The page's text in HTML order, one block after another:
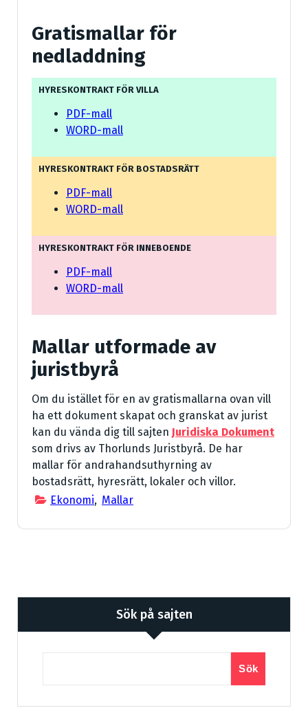
Gratismallar för
nedladdning
HYRESKONTRAKT FÖR VILLA
PDF-mall
WORD-mall
HYRESKONTRAKT FÖR BOSTADSRÄTT
PDF-mall
WORD-mall
HYRESKONTRAKT FÖR INNEBOENDE
PDF-mall
WORD-mall
Mallar utformade av
juristbyrå
Om du istället för en av gratismallarna ovan vill
ha ett dokument skapat och granskat av jurist
kan du vända dig till sajten Juridiska Dokument
som drivs av Thorlunds Juristbyrå. De har
mallar för andrahandsuthyrning av
bostadsrätt, hyresrätt, lokaler och villor.
Ekonomi, Mallar
Sök på sajten
Sök